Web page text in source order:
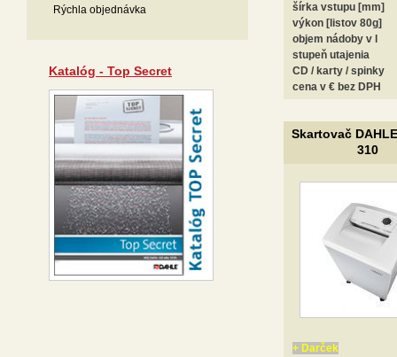
Rýchla objednávka
Katalóg - Top Secret
šírka vstupu [mm]
výkon [listov 80g]
objem nádoby v l
stupeň utajenia
CD / karty / spinky
cena v € bez DPH
Skartovač
310
+ Darček